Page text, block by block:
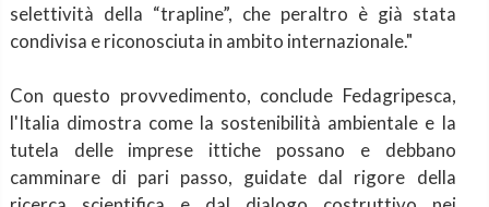
selettività della “trapline”, che peraltro è già stata
condivisa e riconosciuta in ambito internazionale."
Con questo provvedimento, conclude Fedagripesca,
l'Italia dimostra come la sostenibilità ambientale e la
tutela delle imprese ittiche possano e debbano
camminare di pari passo, guidate dal rigore della